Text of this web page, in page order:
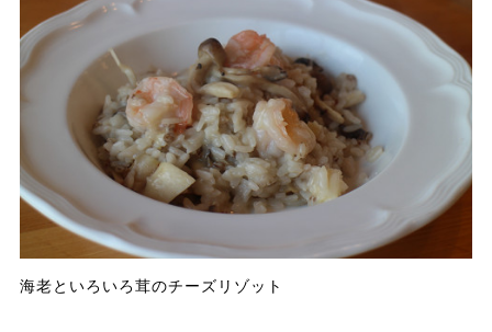
海老といろいろ茸のチーズリゾット